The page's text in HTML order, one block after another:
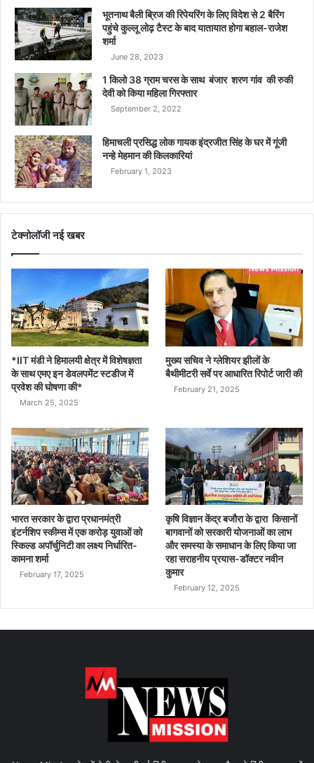
भूतनाथ बैली ब्रिज की रिपेयरिंग के लिए विदेश से 2 बैरिंग
पहुंचे कुल्लू लोढ़ टैस्ट के बाद यातायात होगा बहाल-राजेश
शर्मा
June 28, 2023
1 किलो 38 ग्राम चरस के साथ बंजार शरण गांव की रुकी
देवी को किया महिला गिरफ्तार
September 2, 2022
हिमाचली प्रसिद्ध लोक गायक इंद्रजीत सिंह के घर में गूंजी
नन्हे मेहमान की किलकारियां
February 1, 2023
टेक्नोलॉजी नई खबर
*IIT मंडी ने हिमालयी क्षेत्र में विशेषज्ञता
के साथ एमए इन डेवलपमेंट स्टडीज में
प्रवेश की घोषणा की*
March 25, 2025
मुख्य सचिव ने ग्लेशियर झीलों के
बैथीमीटरी सर्वे पर आधारित रिपोर्ट जारी की
February 21, 2025
भारत सरकार के द्वारा प्रधानमंत्री
इंटर्नशिप स्कीम्स में एक करोड़ युवाओं को
स्किल्ड अपॉर्चुनिटी का लक्ष्य निर्धारित-
कामना शर्मा
February 17, 2025
कृषि विज्ञान केंद्र बजौरा के द्वारा किसानों
बागवानों को सरकारी योजनाओं का लाभ
और समस्या के समाधान के लिए किया जा
रहा सराहनीय प्रयास-डॉक्टर नवीन
कुमार
February 12, 2025